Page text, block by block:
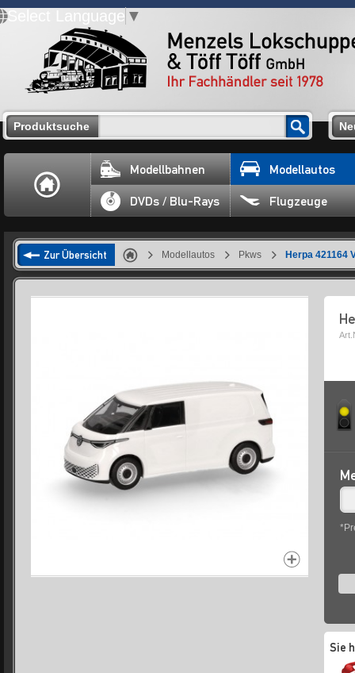
Select Language ▼
Produktsuche
Modellbahnen Modellautos
DVDs / Blu-Rays Flugzeuge
Zur Übersicht Modellautos Pkws Herpa 421164
Sie